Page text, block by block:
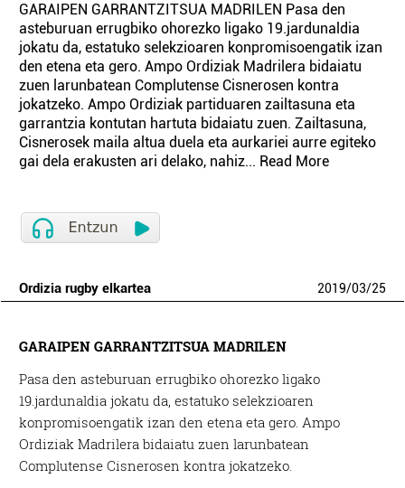
GARAIPEN GARRANTZITSUA MADRILEN Pasa den
asteburuan errugbiko ohorezko ligako 19.jardunaldia
jokatu da, estatuko selekzioaren konpromisoengatik izan
den etena eta gero. Ampo Ordiziak Madrilera bidaiatu
zuen larunbatean Complutense Cisnerosen kontra
jokatzeko. Ampo Ordiziak partiduaren zailtasuna eta
garrantzia kontutan hartuta bidaiatu zuen. Zailtasuna,
Cisnerosek maila altua duela eta aurkariei aurre egiteko
gai dela erakusten ari delako, nahiz... Read More
Ordizia rugby elkartea 2019/03/25
GARAIPEN GARRANTZITSUA MADRILEN
Pasa den asteburuan errugbiko ohorezko ligako
19.jardunaldia jokatu da, estatuko selekzioaren
konpromisoengatik izan den etena eta gero. Ampo
Ordiziak Madrilera bidaiatu zuen larunbatean
Complutense Cisnerosen kontra jokatzeko.